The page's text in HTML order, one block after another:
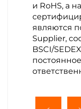
и RoHS, а
являются
Supplier,
BSCI/